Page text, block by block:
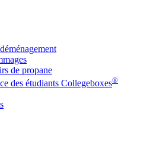
de propane
des étudiants Collegeboxes®